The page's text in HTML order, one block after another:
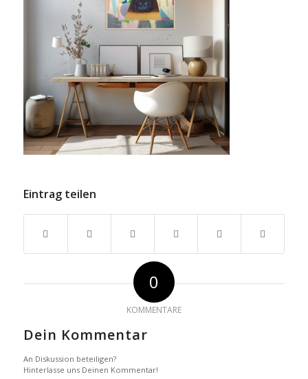
Eintrag teilen
0
KOMMENTARE
Dein Kommentar
An Diskussion beteiligen?
Hinterlasse uns Deinen Kommentar!